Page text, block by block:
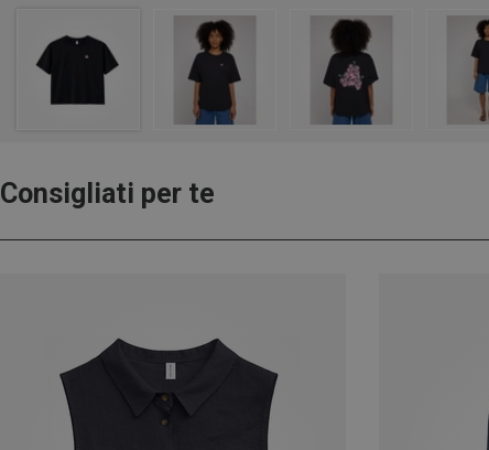
Consigliati per te